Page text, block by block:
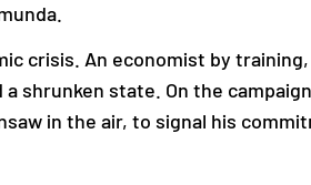
crisis. An economist by training,
shrunken state. On the
in the air, to signal his